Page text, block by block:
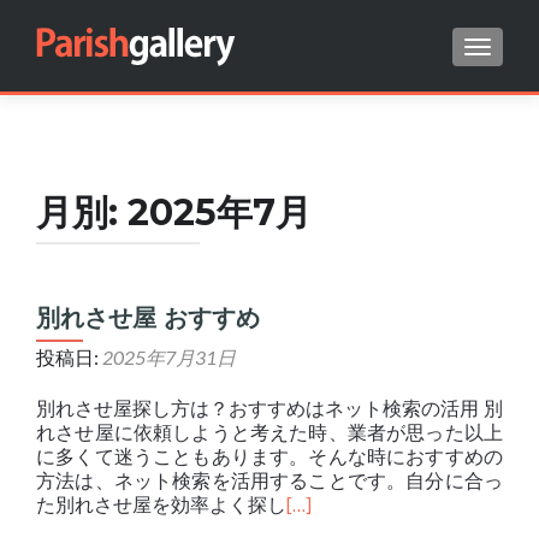
ナビゲ
月別: 2025年7月
別れさせ屋 おすすめ
投稿日: 2025年7月31日
別れさせ屋探し方は？おすすめはネット検索の活用 別
れさせ屋に依頼しようと考えた時、業者が思った以上
に多くて迷うこともあります。そんな時におすすめの
方法は、ネット検索を活用することです。自分に合っ
た別れさせ屋を効率よく探し[…]